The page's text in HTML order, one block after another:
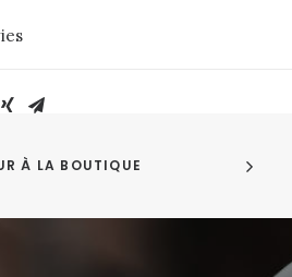
À LA BOUTIQUE